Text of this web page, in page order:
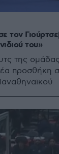
τον
του»
της
προσθήκη